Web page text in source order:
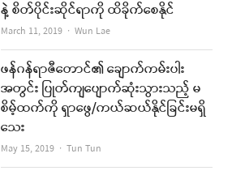
နဲ့ စိတ်ပိုင်းဆိုင်ရာကို ထိခိုက်စေနိုင်
March 11, 2019 Author
Wun Lae
ဖန်ဂန်ရာဇီတောင်၏ ချောက်ကမ်းပါး
အတွင်း ပြုတ်ကျပျောက်ဆုံးသွားသည့် မ
စိမ့်ထက်ကို ရှာဖွေ/ကယ်ဆယ်နိုင်ခြင်းမရှိ
သေး
May 15, 2019 Author
Tun Tun